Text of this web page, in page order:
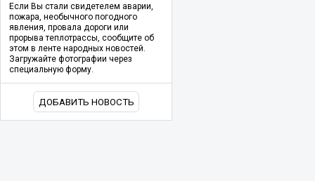
Если Вы стали свидетелем аварии,
пожара, необычного погодного
явления, провала дороги или
прорыва теплотрассы, сообщите об
этом в ленте народных новостей.
Загружайте фотографии через
специальную форму.
ДОБАВИТЬ НОВОСТЬ